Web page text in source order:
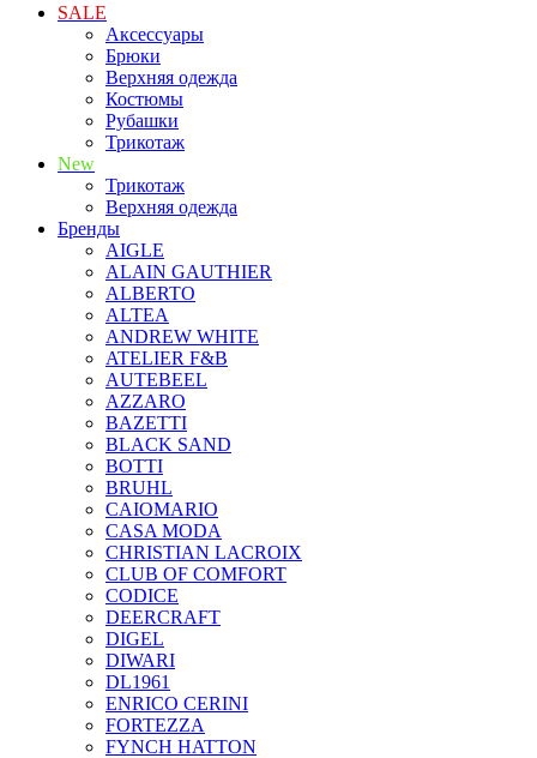
SALE
Аксессуары
Брюки
Верхняя одежда
Костюмы
Рубашки
Трикотаж
New
Трикотаж
Верхняя одежда
Бренды
AIGLE
ALAIN GAUTHIER
ALBERTO
ALTEA
ANDREW WHITE
ATELIER F&B
AUTEBEEL
AZZARO
BAZETTI
BLACK SAND
BOTTI
BRUHL
CAIOMARIO
CASA MODA
CHRISTIAN LACROIX
CLUB OF COMFORT
CODICE
DEERCRAFT
DIGEL
DIWARI
DL1961
ENRICO CERINI
FORTEZZA
FYNCH HATTON